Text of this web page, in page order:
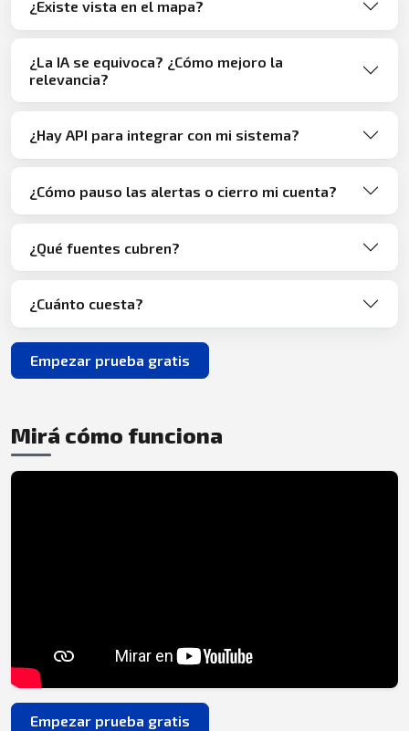
¿Existe vista en el mapa?
¿La IA se equivoca? ¿Cómo mejoro la
relevancia?
¿Hay API para integrar con mi sistema?
¿Cómo pauso las alertas o cierro mi cuenta?
¿Qué fuentes cubren?
¿Cuánto cuesta?
Empezar prueba gratis
Mirá cómo funciona
Empezar prueba gratis